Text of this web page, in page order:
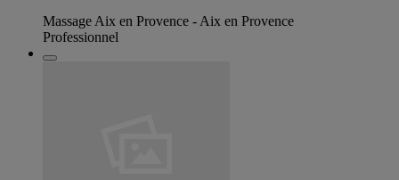
Massage Aix en Provence - Aix en Provence
Professionnel